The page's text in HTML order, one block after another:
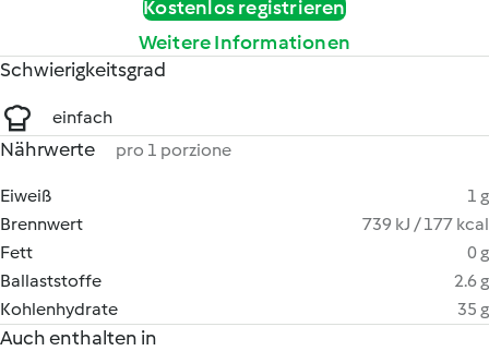
Kostenlos registrieren
Weitere Informationen
Schwierigkeitsgrad
einfach
Nährwerte pro 1 porzione
Eiweiß
1 g
Brennwert
739 kJ / 177 kcal
Fett
0 g
Ballaststoffe
2.6 g
Kohlenhydrate
35 g
Auch enthalten in